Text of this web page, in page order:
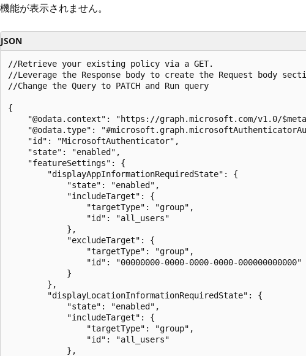
機能が表示されません。
JSON
//Retrieve your existing policy via a GET.
//Leverage the Response body to create the Request body
//Change the Query to PATCH and Run query
{
"@odata.context": "https://graph.microsoft.com/v1.0/
"@odata.type":
    "id": "MicrosoftAuthenticator",
    "state": "enabled",
    "featureSettings": {
        "displayAppInformationRequiredState": {
            "state": "enabled",
            "includeTarget": {
                "targetType": "group",
                "id": "all_users"
            },
            "excludeTarget": {
                "targetType": "group",
                "id": "00000000-0000-0000-0000-000000000000"
            }
        },
        "displayLocationInformationRequiredState": {
            "state": "enabled",
            "includeTarget": {
                "targetType": "group",
                "id": "all_users"
            },